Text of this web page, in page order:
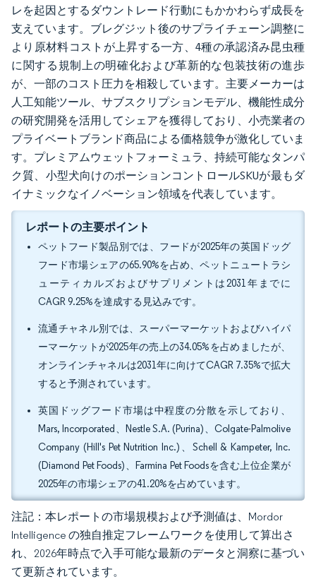
レを起因とするダウントレード行動にもかかわらず成長を
支えています。ブレグジット後のサプライチェーン調整に
より原材料コストが上昇する一方、4種の承認済み昆虫種
に関する規制上の明確化および革新的な包装技術の進歩
が、一部のコスト圧力を相殺しています。主要メーカーは
人工知能ツール、サブスクリプションモデル、機能性成分
の研究開発を活用してシェアを獲得しており、小売業者の
プライベートブランド商品による価格競争が激化していま
す。プレミアムウェットフォーミュラ、持続可能なタンパ
ク質、小型犬向けのポーションコントロールSKUが最もダ
イナミックなイノベーション領域を代表しています。
レポートの主要ポイント
ペットフード製品別では、フードが2025年の英国ドッグ
フード市場シェアの65.90%を占め、ペットニュートラシ
ューティカルズおよびサプリメントは2031年までに
CAGR 9.25%を達成する見込みです。
流通チャネル別では、スーパーマーケットおよびハイパ
ーマーケットが2025年の売上の34.05%を占めましたが、
オンラインチャネルは2031年に向けてCAGR 7.35%で拡大
すると予測されています。
英国ドッグフード市場は中程度の分散を示しており、
Mars, Incorporated、Nestle S.A. (Purina)、Colgate-Palmolive
Company (Hill's Pet Nutrition Inc.)、Schell & Kampeter, Inc.
(Diamond Pet Foods)、Farmina Pet Foodsを含む上位企業が
2025年の市場シェアの41.20%を占めています。
注記：本レポートの市場規模および予測値は、Mordor
Intelligence の独自推定フレームワークを使用して算出さ
れ、2026年時点で入手可能な最新のデータと洞察に基づい
て更新されています。